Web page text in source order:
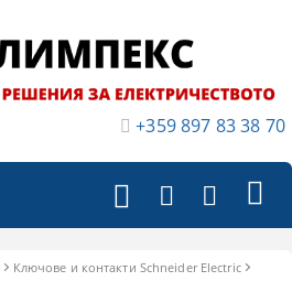
+359 897 83 38 70
Ключове и контакти Schneider Electric